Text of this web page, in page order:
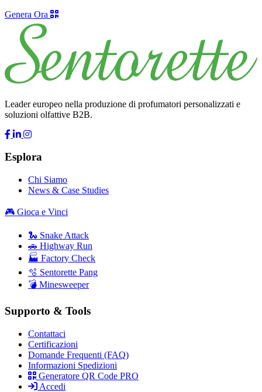
Genera Ora
Leader europeo nella produzione di profumatori personalizzati e
soluzioni olfattive B2B.
Esplora
Chi Siamo
News & Case Studies
🎮 Gioca e Vinci
🐍 Snake Attack
🚗 Highway Run
🏭 Factory Check
🫧 Sentorette Pang
💣 Minesweeper
Supporto & Tools
Contattaci
Certificazioni
Domande Frequenti (FAQ)
Informazioni Spedizioni
Generatore QR Code PRO
Accedi